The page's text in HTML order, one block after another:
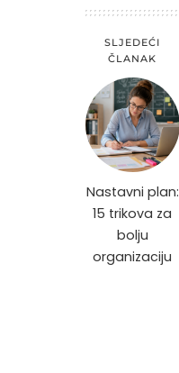
SLJEDEĆI
ČLANAK
Nastavni plan:
15 trikova za
bolju
organizaciju